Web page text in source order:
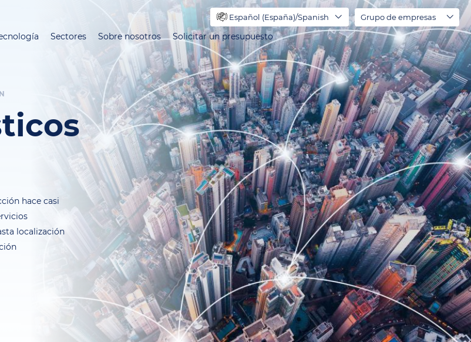
contenido
principal
Sectores Sobre nosotros Solicitar un presupuesto
Español (España)/Spanish Grupo de empresas
hace casi
localización